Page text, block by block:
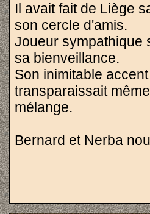
Il avait fait de Liège
son cercle d'amis.
Joueur sympathique
sa bienveillance.
Son inimitable
transparaissait
mélange.
Bernard et Nerba